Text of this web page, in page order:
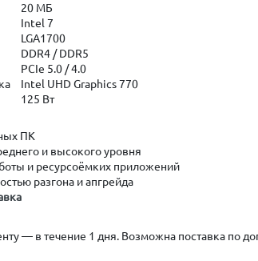
20 МБ
Intel 7
LGA1700
DDR4 / DDR5
PCIe 5.0 / 4.0
Intel UHD Graphics 770
125 Вт
ПК
и высокого уровня
и ресурсоёмких приложений
разгона и апгрейда
— в течение 1 дня. Возможна поставка по